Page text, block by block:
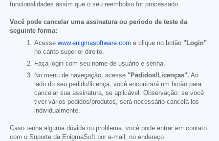
funcionalidades assim que o seu reembolso for processado.
Você pode cancelar uma assinatura ou período de teste da
seguinte forma:
Acesse www.enigmasoftware.com e clique no botão "Login"
no canto superior direito.
Faça login com seu nome de usuário e senha.
No menu de navegação, acesse "Pedidos/Licenças". Ao
lado do seu pedido/licença, você encontrará um botão para
cancelar sua assinatura, se aplicável. Observação: se você
tiver vários pedidos/produtos, será necessário cancelá-los
individualmente.
Caso tenha alguma dúvida ou problema, você pode entrar em contato
com o Suporte da EnigmaSoft por e-mail, no endereço